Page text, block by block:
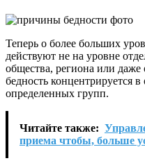
Теперь о более больших
действуют не на уровне
общества, региона или
бедность концентрируется
определенных групп.
Читайте также:
приема чтобы, больше